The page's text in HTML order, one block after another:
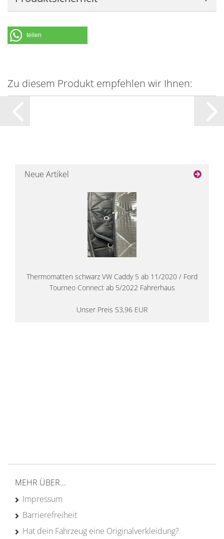
teilen
Zu diesem Produkt empfehlen wir Ihnen:
Neue Artikel
Thermomatten schwarz VW Caddy 5 ab 11/2020 / Ford
Tourneo Connect ab 5/2022 Fahrerhaus
Unser Preis 53,96 EUR
MEHR ÜBER...
Impressum
Barrierefreiheit
Hat dein Fahrzeug eine Originalverkleidung?